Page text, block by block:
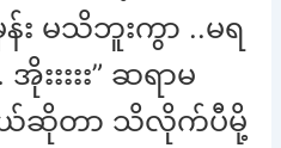
း မသိဘူးကွာ ..မရ
းးးး” ဆရာမ
မယ်ဆိုတာ သိလိုက်ပီမို့